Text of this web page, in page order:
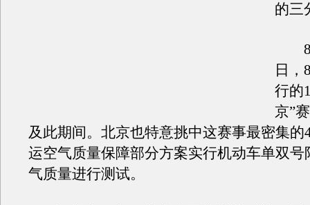
的三
8
日，
行的
京”
及此期间。北京也特意挑中这赛事最密集的
运空气质量保障部分方案实行机动车单双号
气质量进行测试。